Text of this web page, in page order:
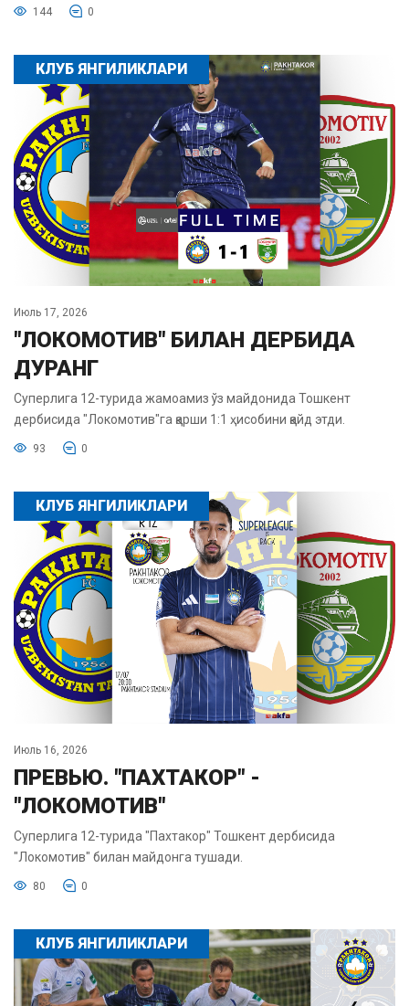
144 0
КЛУБ ЯНГИЛИКЛАРИ
Июль 17, 2026
"ЛОКОМОТИВ" БИЛАН ДЕРБИДА
ДУРАНГ
Суперлига 12-турида жамоамиз ўз майдонида Тошкент
дербисида "Локомотив"га қарши 1:1 ҳисобини қайд этди.
93 0
КЛУБ ЯНГИЛИКЛАРИ
Июль 16, 2026
ПРЕВЬЮ. "ПАХТАКОР" -
"ЛОКОМОТИВ"
Суперлига 12-турида "Пахтакор" Тошкент дербисида
"Локомотив" билан майдонга тушади.
80 0
КЛУБ ЯНГИЛИКЛАРИ